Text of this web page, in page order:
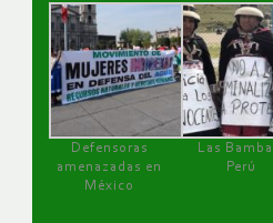
Defensoras
amenazadas en
México
Las
Perú